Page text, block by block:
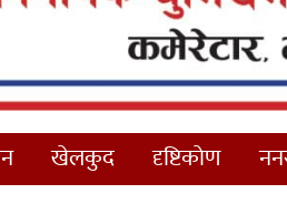
खेलकुद दृष्टिकोण